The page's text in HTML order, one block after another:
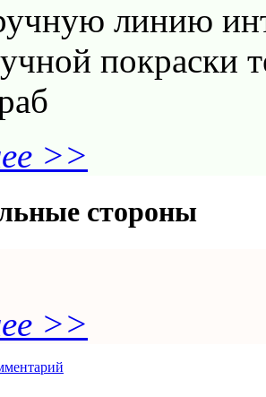
линию
покраски
>>
стороны
>>